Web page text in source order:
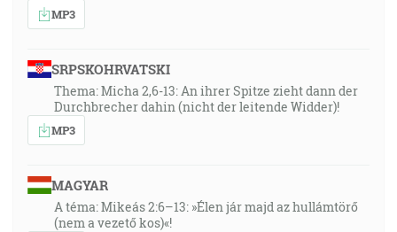
MP3
SRPSKOHRVATSKI
Thema: Micha 2,6-13: An ihrer Spitze zieht dann der
Durchbrecher dahin (nicht der leitende Widder)!
MP3
MAGYAR
A téma: Mikeás 2:6–13: »Élen jár majd az hullámtörő
(nem a vezető kos)«!